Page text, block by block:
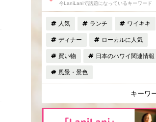
今LaniLaniで話題になっているキーワード
人気 ランチ ワイキキ
ディナー ローカルに人気
買い物 日本のハワイ関連情報
風景・景色
キーワ